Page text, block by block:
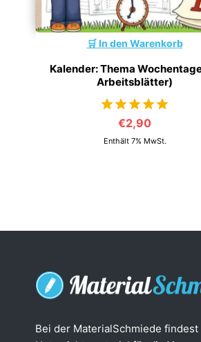
In den Warenkorb
Kalender: Thema
Arbeitsblätter)
von 5
€2,90
Enthält 7% MwSt.
Bei der MaterialSchmiede